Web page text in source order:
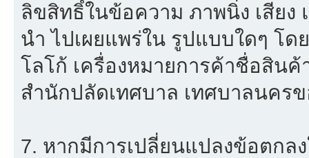
ลิขสิทธิ์ในข้อความ ภาพนิ่ง เสีย
นำ ไปเผยแพร่ใน รูปแบบใดๆ โ
โลโก้ เครื่องหมายการค้าชื่อสินค้
สำนักปลัดเทศบาล เทศบาลนคร
7. หากมีการเปลี่ยนแปลงข้อตกล